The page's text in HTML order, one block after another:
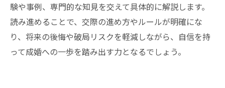
験や事例、専門的な知見を交えて具体的に解説します。
読み進めることで、交際の進め方やルールが明確にな
り、将来の後悔や破局リスクを軽減しながら、自信を持
って成婚への一歩を踏み出す力となるでしょう。